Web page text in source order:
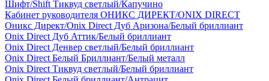
Шифт/Shift Тиквуд светлый/Капучино
Кабинет руководителя ОНИКС ДИРЕКТ/ONIX DIRECT
Оникс Директ/Onix Direct Дуб Аризона/Белый бриллиант
Onix Direct Дуб Аттик/Белый бриллиант
Onix Direct Денвер светлый/Белый бриллиант
Onix Direct Белый Бриллиант/Белый металл
Onix Direct Тиквуд светлый/Белый бриллиант